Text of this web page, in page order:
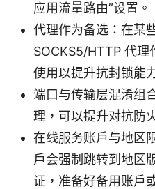
应用流量路由”设置。
代理作为备选：在某
SOCKS5/HTTP 代理
使用以提升抗封锁能
端口与传输层混淆组
理，可以提升对抗防
在线服务账户与地区
户会强制跳转到地区
证，准备好备用账户